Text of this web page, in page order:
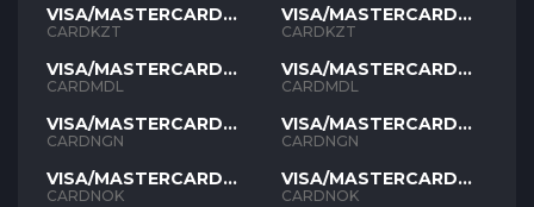
VISA/MASTERCARD
KZT
CARDKZT
VISA/MASTERCARD
MDL
CARDMDL
VISA/MASTERCARD
NGN
CARDNGN
VISA/MASTERCARD
NOK
CARDNOK
VISA/MASTERCARD
KZT
CARDKZT
VISA/MASTERCARD
MDL
CARDMDL
VISA/MASTERCARD
NGN
CARDNGN
VISA/MASTERCARD
NOK
CARDNOK